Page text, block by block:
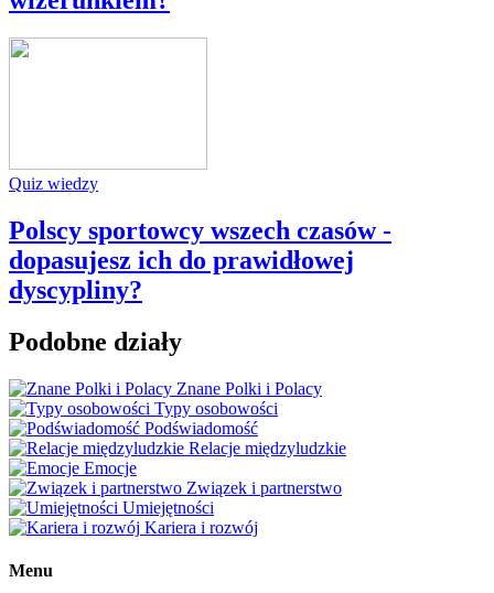
Quiz wiedzy
Polscy sportowcy wszech czasów -
dopasujesz ich do prawidłowej
dyscypliny?
Podobne działy
Znane Polki i Polacy
Typy osobowości
Podświadomość
Relacje międzyludzkie
Emocje
Związek i partnerstwo
Umiejętności
Kariera i rozwój
Menu